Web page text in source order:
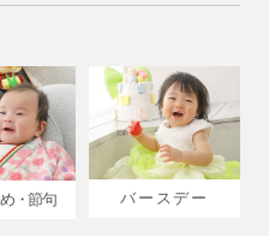
・節句 バースデー